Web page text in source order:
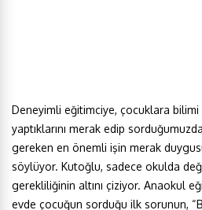
Deneyimli eğitimciye, çocuklara bilimi
yaptıklarını merak edip
gereken en önemli işin merak
söylüyor. Kutoğlu, sadece okulda
gerekliliğinin altını çiziyor. Anaokul
evde çocuğun sorduğu ilk sorunun,